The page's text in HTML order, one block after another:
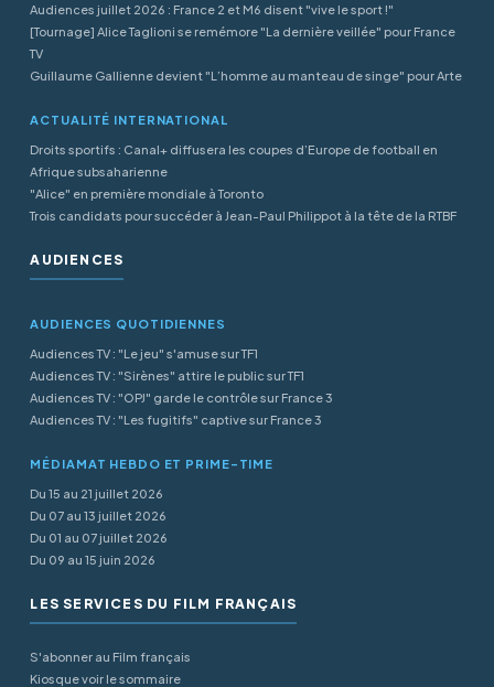
Audiences juillet 2026 : France 2 et M6 disent "vive le sport !"
[Tournage] Alice Taglioni se remémore "La dernière veillée" pour France
TV
Guillaume Gallienne devient "L’homme au manteau de singe" pour Arte
ACTUALITÉ INTERNATIONAL
Droits sportifs : Canal+ diffusera les coupes d’Europe de football en
Afrique subsaharienne
"Alice" en première mondiale à Toronto
Trois candidats pour succéder à Jean-Paul Philippot à la tête de la RTBF
AUDIENCES
AUDIENCES QUOTIDIENNES
Audiences TV : "Le jeu" s'amuse sur TF1
Audiences TV : "Sirènes" attire le public sur TF1
Audiences TV : "OPJ" garde le contrôle sur France 3
Audiences TV : "Les fugitifs" captive sur France 3
MÉDIAMAT HEBDO ET PRIME-TIME
Du 15 au 21 juillet 2026
Du 07 au 13 juillet 2026
Du 01 au 07 juillet 2026
Du 09 au 15 juin 2026
LES SERVICES DU FILM FRANÇAIS
S'abonner au Film français
Kiosque voir le sommaire